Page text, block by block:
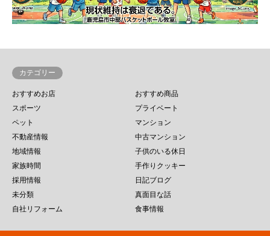
カテゴリー
おすすめお店
おすすめ商品
スポーツ
プライベート
ペット
マンション
不動産情報
中古マンション
地域情報
子供のいる休日
家族時間
手作りクッキー
採用情報
日記ブログ
未分類
真面目な話
自社リフォーム
食事情報